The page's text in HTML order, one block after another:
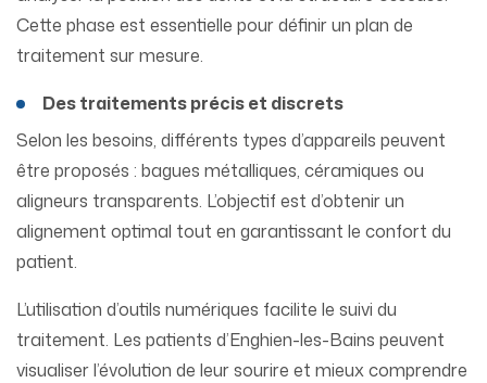
Cette phase est essentielle pour définir un plan de
traitement sur mesure.
Des traitements précis et discrets
Selon les besoins, différents types d’appareils peuvent
être proposés : bagues métalliques, céramiques ou
aligneurs transparents. L’objectif est d’obtenir un
alignement optimal tout en garantissant le confort du
patient.
L’utilisation d’outils numériques facilite le suivi du
traitement. Les patients d’Enghien-les-Bains peuvent
visualiser l’évolution de leur sourire et mieux comprendre